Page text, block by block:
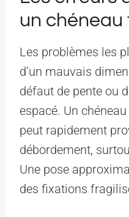
un chéneau
Les problèmes les
d’un mauvais
défaut de pente ou
espacé. Un
peut rapidement
débordement,
Une pose
des fixations